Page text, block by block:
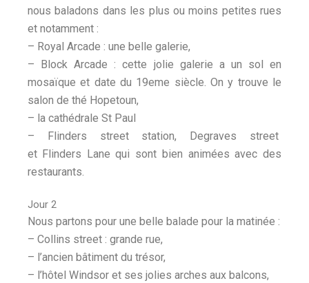
nous baladons dans les plus ou moins petites rues
et notamment :
– Royal Arcade : une belle galerie,
– Block Arcade : cette jolie galerie a un sol en
mosaïque et date du 19eme siècle. On y trouve le
salon de thé Hopetoun,
– la cathédrale St Paul
– Flinders street station, Degraves street
et Flinders Lane qui sont bien animées avec des
restaurants.
Jour 2
Nous partons pour une belle balade pour la matinée :
– Collins street : grande rue,
– l’ancien bâtiment du trésor,
– l’hôtel Windsor et ses jolies arches aux balcons,